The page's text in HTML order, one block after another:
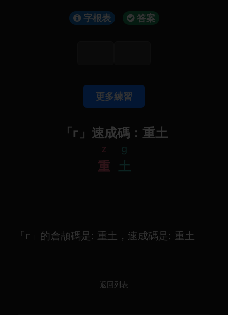
字根表 答案
更多練習
「г」速成碼：重土
z
重
g
土
「г」的倉頡碼是: 重土，速成碼是: 重土
返回列表